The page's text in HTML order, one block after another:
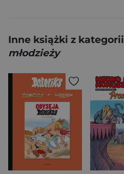
Inne książki z kategorii
młodzieży